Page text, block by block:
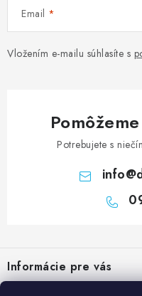
Email
Vložením e-mailu súhlasíte s
Potrebujete s
info@
pInformácie pre vás